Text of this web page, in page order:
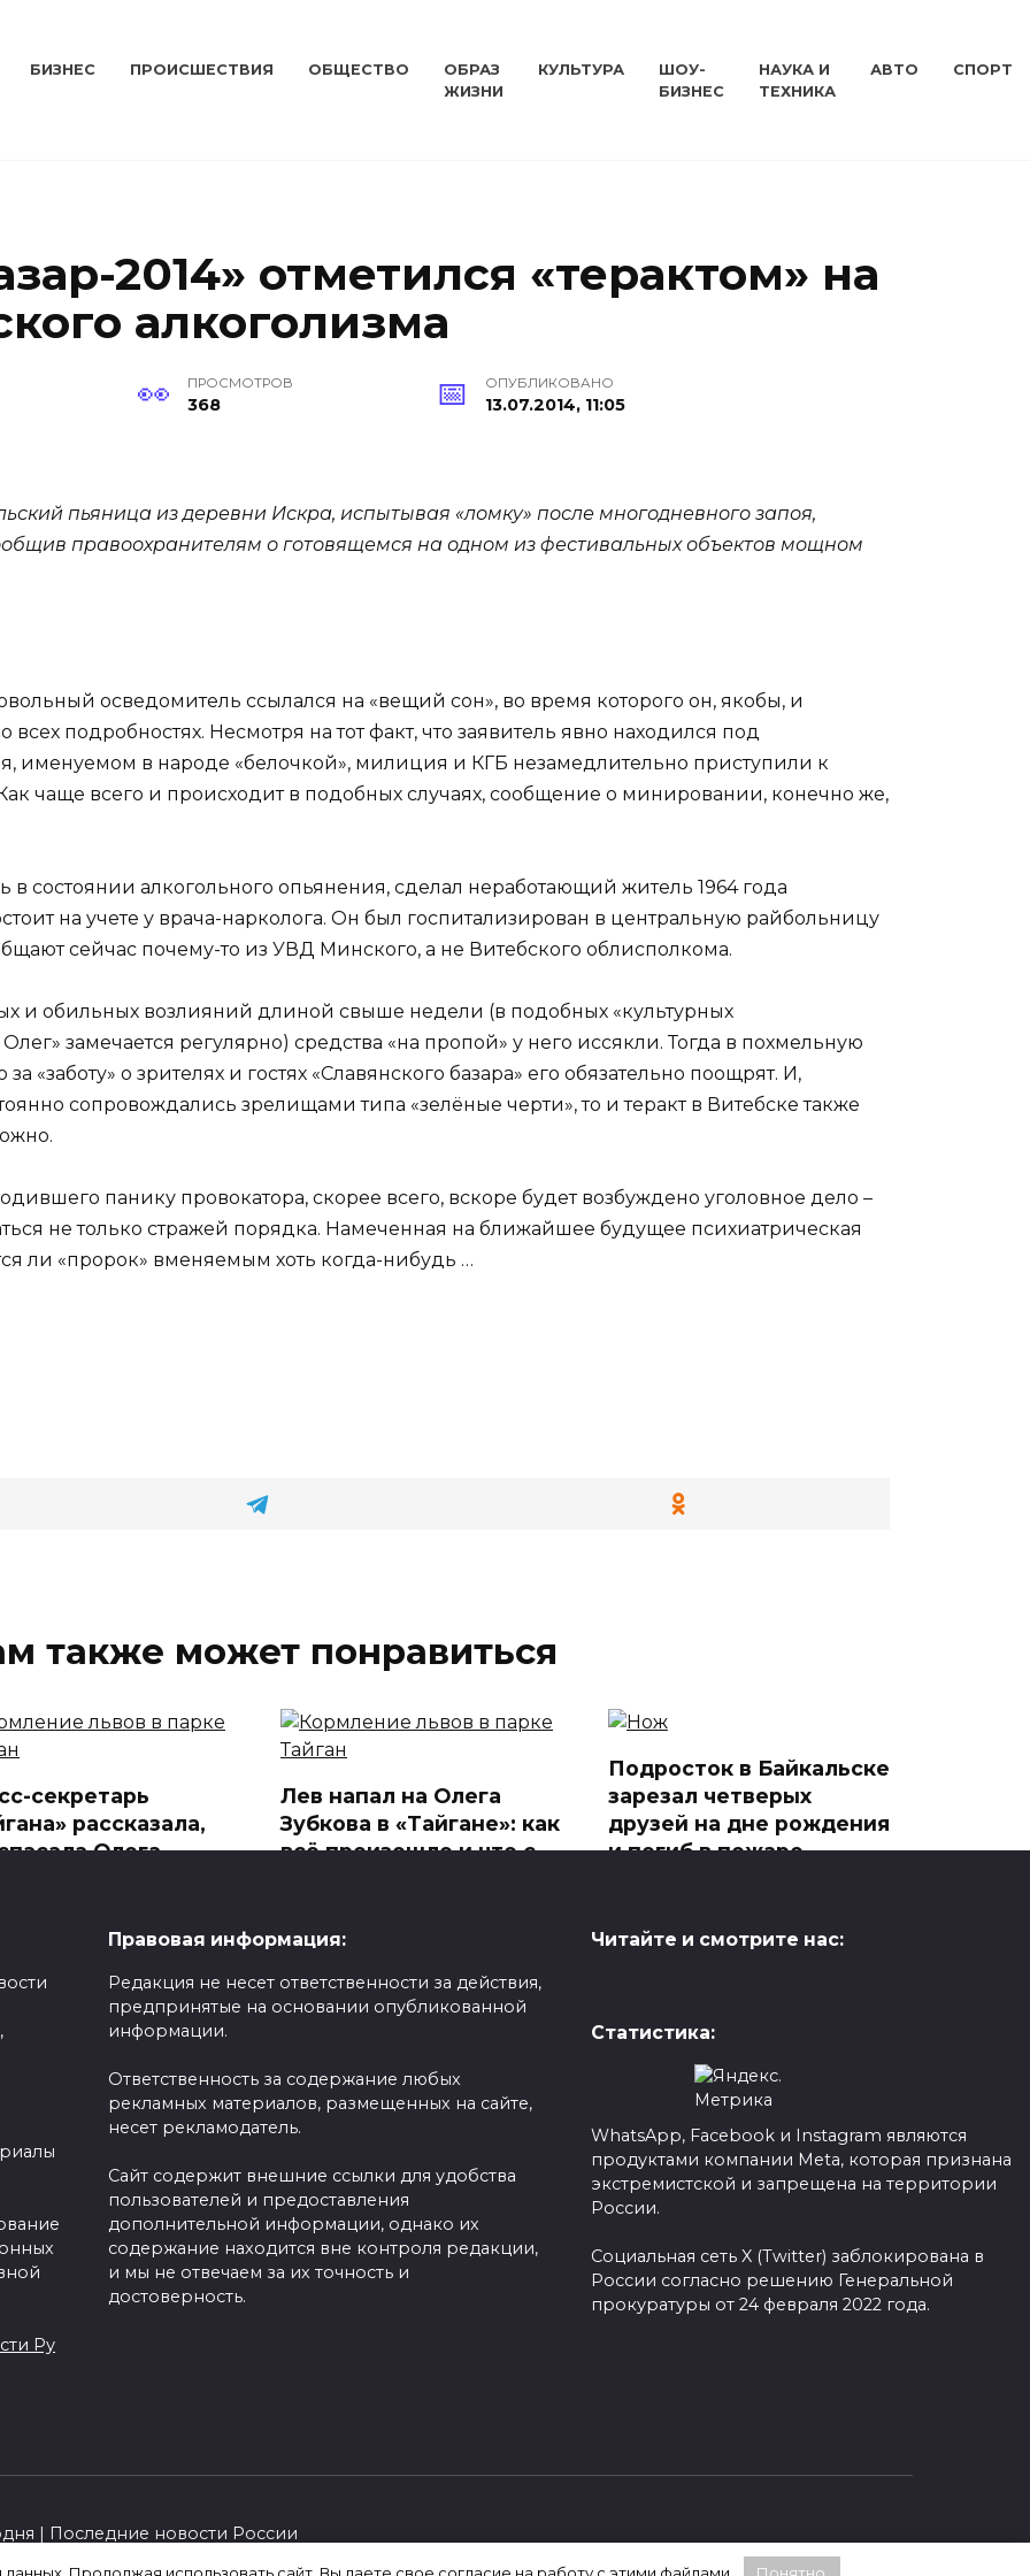
БИЗНЕС ПРОИСШЕСТВИЯ ОБЩЕСТВО
ОБРАЗ
ЖИЗНИ
КУЛЬТУРА
ШОУ-
БИЗНЕС
НАУКА И
ТЕХНИКА
АВТО СПОРТ
2014» отметился «терактом» на
алкоголизма
ПРОСМОТРОВ
368
ОПУБЛИКОВАНО
13.07.2014, 11:05
пьяница из деревни Искра, испытывая «ломку» после многодневного запоя,
правоохранителям о готовящемся на одном из фестивальных объектов мощном
осведомитель ссылался на «вещий сон», во время которого он, якобы, и
подробностях. Несмотря на тот факт, что заявитель явно находился под
именуемом в народе «белочкой», милиция и КГБ незамедлительно приступили к
чаще всего и происходит в подобных случаях, сообщение о минировании, конечно же,
в состоянии алкогольного опьянения, сделал неработающий житель 1964 года
на учете у врача-нарколога. Он был госпитализирован в центральную райбольницу
сейчас почему-то из УВД Минского, а не Витебского облисполкома.
и обильных возлияний длиной свыше недели (в подобных «культурных
замечается регулярно) средства «на пропой» у него иссякли. Тогда в похмельную
«заботу» о зрителях и гостях «Славянского базара» его обязательно поощрят. И,
сопровождались зрелищами типа «зелёные черти», то и теракт в Витебске также
панику провокатора, скорее всего, вскоре будет возбуждено уголовное дело –
не только стражей порядка. Намеченная на ближайшее будущее психиатрическая
ли «пророк» вменяемым хоть когда-нибудь …
также может понравиться
секретарь
рассказала,
Олега
известны новые
Лев напал на Олега
Зубкова в «Тайгане»: как
всё произошло и что с
Белогорске произошла
Подросток в Байкальске
зарезал четверых
друзей на дне рождения
и погиб в пожаре
1 164
Ахмед
задержан за
дать взятку
в Москве
на Кутузовском
644
хотел приезда полиции:
новые подробности
ДТП с Александром
Буйновым, сбившим
пенсионерку
Масштабная атака
дронов на
Краснодарский край: 83
разрушения
В ночь на 26 февраля 2025 года
Краснодарский край
Ру
Правовая информация:
Редакция не несет ответственности за действия,
предпринятые на основании опубликованной
информации.
Ответственность за содержание любых
рекламных материалов, размещенных на сайте,
несет рекламодатель.
Сайт содержит внешние ссылки для удобства
пользователей и предоставления
дополнительной информации, однако их
содержание находится вне контроля редакции,
и мы не отвечаем за их точность и
достоверность.
Читайте и смотрите нас:
Статистика:
WhatsApp, Facebook и Instagram являются
продуктами компании Meta, которая признана
экстремистской и запрещена на территории
России.
Социальная сеть X (Twitter) заблокирована в
России согласно решению Генеральной
прокуратуры от 24 февраля 2022 года.
| Последние новости России